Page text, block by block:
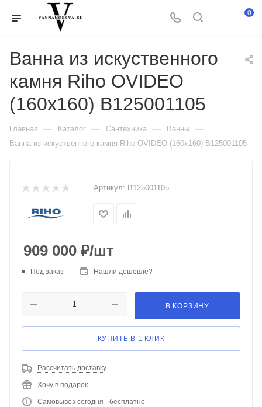
0
Ванна из искуственного
камня Riho OVIDEO
(160x160) B125001105
Главная — Каталог — Сантехника — Ванны —
Ванна из искуственного камня Riho OVIDEO (160x160) B125001105
Артикул: B125001105
909 000 ₽/шт
Под заказ Нашли дешевле?
В КОРЗИНУ
КУПИТЬ В 1 КЛИК
Рассчитать доставку
Хочу в подарок
Самовывоз сегодня - бесплатно